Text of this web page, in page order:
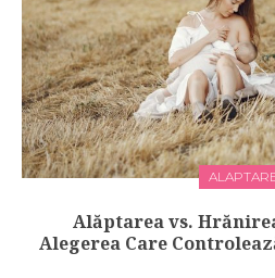
Alăptarea vs.
Alegerea Care